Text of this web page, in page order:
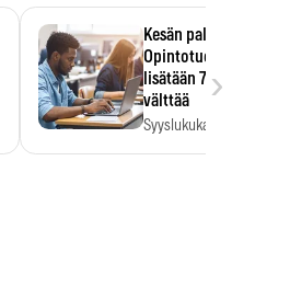
Kesän palkka
Opintotuen
lisätään 7,5
välttää
Syyslukukauden
›